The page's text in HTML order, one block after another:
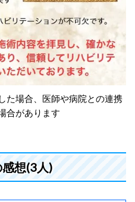
た場合、医師や病院との連携
合があります
想(3人)